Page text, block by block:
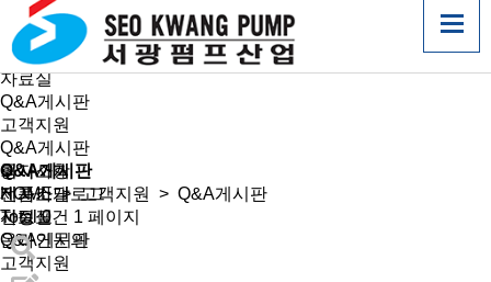
환경친화적 고효율 다단펌프
공지사항
전자카다로그
자료실
Q&A게시판
고객지원
Q&A게시판
회사소개
제품소개
선정표
온라인문의
고객지원
공지사항
전자카달로그
자료실
Q&A게시판
Q&A게시판
HOME>고객지원
> Q&A게시판
Total 0건 1 페이지